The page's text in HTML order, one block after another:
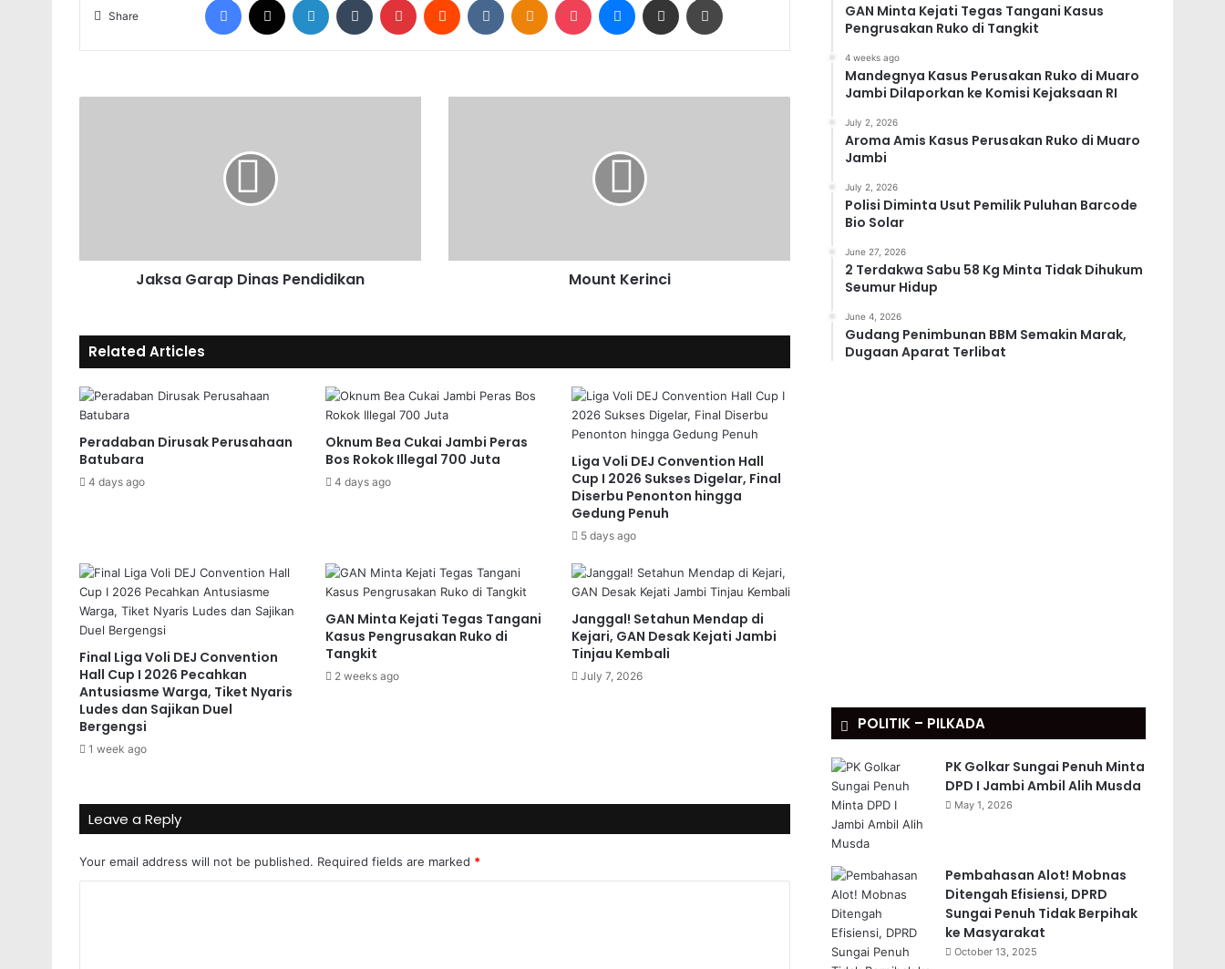
Share
Jaksa Garap Dinas Pendidikan Mount Kerinci
Related Articles
Peradaban Dirusak Perusahaan
Batubara
4 days ago
Oknum Bea Cukai Jambi Peras
Bos Rokok Illegal 700 Juta
4 days ago
Liga Voli DEJ Convention Hall
Cup I 2026 Sukses Digelar, Final
Diserbu Penonton hingga
Gedung Penuh
5 days ago
Final Liga Voli DEJ Convention
Hall Cup I 2026 Pecahkan
Antusiasme Warga, Tiket Nyaris
Ludes dan Sajikan Duel
Bergengsi
1 week ago
GAN Minta Kejati Tegas Tangani
Kasus Pengrusakan Ruko di
Tangkit
2 weeks ago
Janggal! Setahun Mendap di
Kejari, GAN Desak Kejati Jambi
Tinjau Kembali
July 7, 2026
Leave a Reply
Your email address will not be published. Required fields are marked *
GAN Minta Kejati Tegas Tangani Kasus
Pengrusakan Ruko di Tangkit
4 weeks ago
Mandegnya Kasus Perusakan Ruko di Muaro
Jambi Dilaporkan ke Komisi Kejaksaan RI
July 2, 2026
Aroma Amis Kasus Perusakan Ruko di Muaro
Jambi
July 2, 2026
Polisi Diminta Usut Pemilik Puluhan Barcode
Bio Solar
June 27, 2026
2 Terdakwa Sabu 58 Kg Minta Tidak Dihukum
Seumur Hidup
June 4, 2026
Gudang Penimbunan BBM Semakin Marak,
Dugaan Aparat Terlibat
POLITIK – PILKADA
PK Golkar Sungai Penuh Minta
DPD I Jambi Ambil Alih Musda
May 1, 2026
Pembahasan Alot! Mobnas
Ditengah Efisiensi, DPRD
Sungai Penuh Tidak Berpihak
ke Masyarakat
October 13, 2025